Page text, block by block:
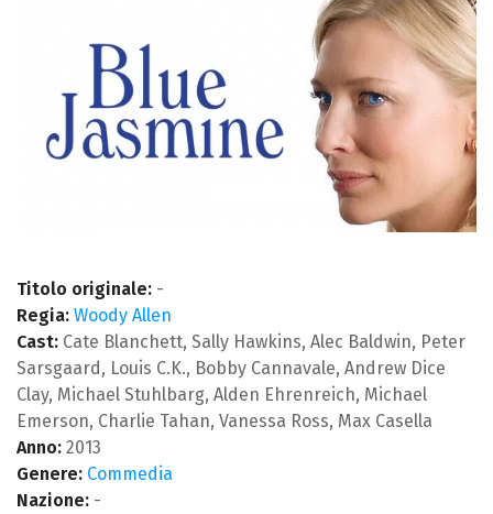
Titolo originale: -
Regia: Woody Allen
Cast: Cate Blanchett, Sally Hawkins, Alec Baldwin, Peter
Sarsgaard, Louis C.K., Bobby Cannavale, Andrew Dice
Clay, Michael Stuhlbarg, Alden Ehrenreich, Michael
Emerson, Charlie Tahan, Vanessa Ross, Max Casella
Anno: 2013
Genere: Commedia
Nazione: -